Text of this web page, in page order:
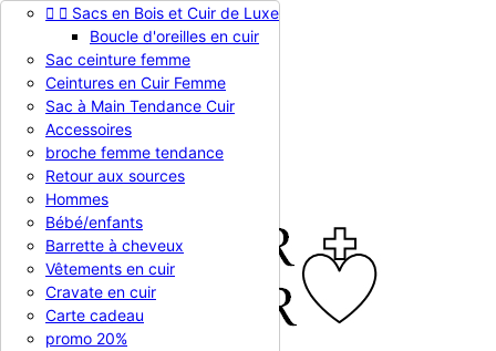
Appelez-nous :0786510612
EUR € 
EUR €
RUB RUB
Connexion
shopping_cart Panier (0)
  Sacs en Bois et Cuir de Luxe
Boucle d'oreilles en cuir
Sac ceinture femme
Ceintures en Cuir Femme
Sac à Main Tendance Cuir
Accessoires
broche femme tendance
Retour aux sources
Hommes
Bébé/enfants
Barrette à cheveux
Vêtements en cuir
Cravate en cuir
Carte cadeau
promo 20%